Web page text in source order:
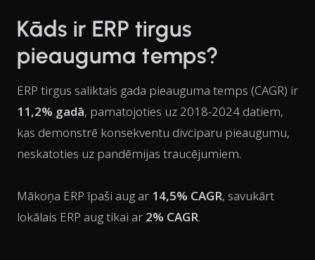
Kāds ir ERP tirgus
pieauguma temps?
ERP tirgus saliktais gada pieauguma temps (CAGR) ir
11,2% gadā, pamatojoties uz 2018-2024 datiem,
kas demonstrē konsekventu divciparu pieaugumu,
neskatoties uz pandēmijas traucējumiem.
Mākoņa ERP īpaši aug ar 14,5% CAGR, savukārt
lokālais ERP aug tikai ar 2% CAGR.